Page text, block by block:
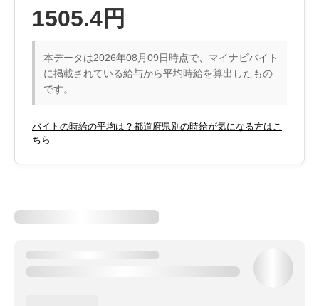
1505.4円
本データは2026年08月09日時点で、マイナビバイト
に掲載されている給与から平均時給を算出したもの
です。
バイトの時給の平均は？都道府県別の時給が気になる方はこ
ちら